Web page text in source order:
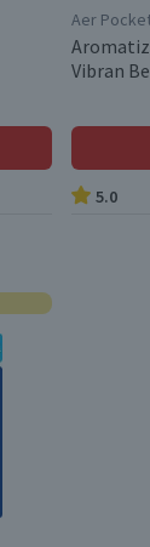
Aer
Vibran
5.0